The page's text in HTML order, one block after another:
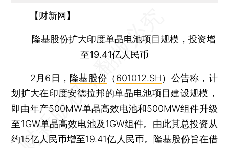
【财新网】
隆基股份扩大印度单晶电池项目规模，投资增
至19.41亿人民币
2月6日， 隆基股份（601012.SH）公告称，计
划扩大在印度安德拉邦的单晶电池项目建设规模，
即由年产500MW单晶高效电池和500MW组件升级
至1GW单晶高效电池及1GW组件。由此其总投资从
约15亿人民币增至19.41亿人民币。隆基股份旨在借